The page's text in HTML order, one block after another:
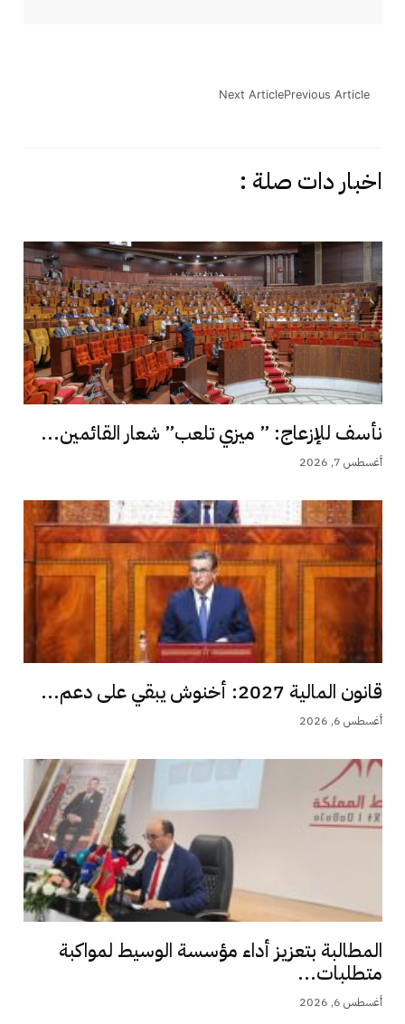
Previous Article
Next Article
اخبار دات صلة :
نأسف للإزعاج: ” ميزي تلعب” شعار القائمين...
أغسطس 7, 2026
قانون المالية 2027: أخنوش يبقي على دعم...
أغسطس 6, 2026
المطالبة بتعزيز أداء مؤسسة الوسيط لمواكبة
متطلبات...
أغسطس 6, 2026